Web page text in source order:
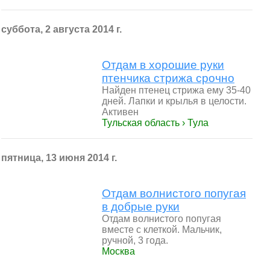
суббота, 2 августа 2014 г.
Отдам в хорошие руки
птенчика стрижа срочно
Найден птенец стрижа ему 35-40
дней. Лапки и крылья в целости.
Активен
Тульская область › Тула
пятница, 13 июня 2014 г.
Отдам волнистого попугая
в добрые руки
Отдам волнистого попугая
вместе с клеткой. Мальчик,
ручной, 3 года.
Москва